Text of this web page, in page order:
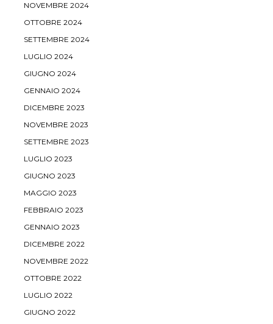
NOVEMBRE 2024
OTTOBRE 2024
SETTEMBRE 2024
LUGLIO 2024
GIUGNO 2024
GENNAIO 2024
DICEMBRE 2023
NOVEMBRE 2023
SETTEMBRE 2023
LUGLIO 2023
GIUGNO 2023
MAGGIO 2023
FEBBRAIO 2023
GENNAIO 2023
DICEMBRE 2022
NOVEMBRE 2022
OTTOBRE 2022
LUGLIO 2022
GIUGNO 2022